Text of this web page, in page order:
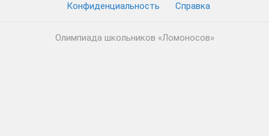
Конфиденциальность
Cправка
Олимпиада школьников «Ломоносов»